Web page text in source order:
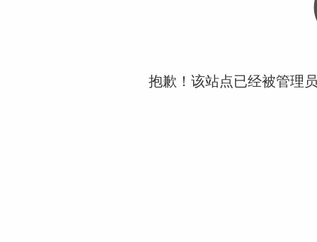
抱歉！该站点已经被管理